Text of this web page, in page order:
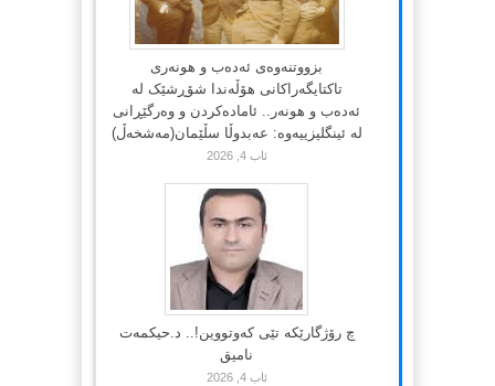
بزووتنەوەی ئەدەب و هونەری
تاکتایگەراکانی هۆڵەندا شۆڕشێک لە
ئەدەب و هونەر.. ئامادەکردن و وەرگێڕانی
لە ئینگلیزییەوە: عەبدوڵا سڵێمان(مەشخەڵ)
ئاب 4, 2026
چ رۆژگارێکە تێی کەوتووین!.. د.حیکمەت
نامیق
ئاب 4, 2026